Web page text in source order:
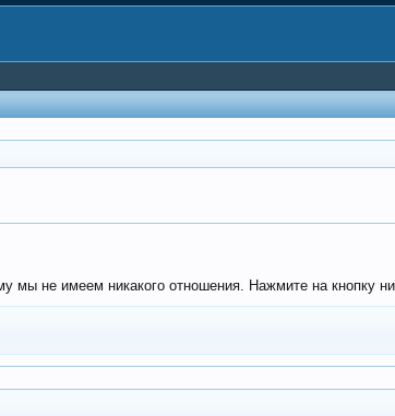
мы не имеем никакого отношения. Нажмите на кнопку